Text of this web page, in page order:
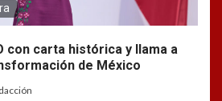
con carta histórica y llama a
de México